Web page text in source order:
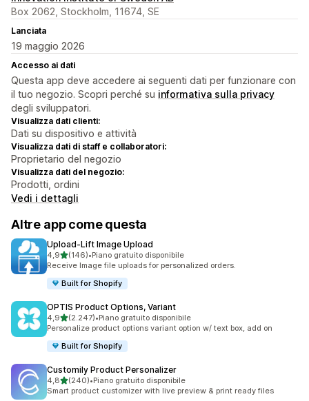
Box 2062, Stockholm, 11674, SE
Lanciata
19 maggio 2026
Accesso ai dati
Questa app deve accedere ai seguenti dati per funzionare con
il tuo negozio. Scopri perché su informativa sulla privacy
degli sviluppatori.
Visualizza dati clienti:
Dati su dispositivo e attività
Visualizza dati di staff e collaboratori:
Proprietario del negozio
Visualizza dati del negozio:
Prodotti, ordini
Vedi i dettagli
Altre app come questa
Upload‑Lift Image Upload
4,9stelle su 5
(146)
146 recensioni totali
•Piano gratuito disponibile
Receive Image file uploads for personalized orders.
Built for Shopify
OPTIS Product Options, Variant
4,9stelle su 5
(2.247)
2247 recensioni totali
•Piano gratuito disponibile
Personalize product options variant option w/ text box, add on
Built for Shopify
Customily Product Personalizer
4,8stelle su 5
(240)
240 recensioni totali
•Piano gratuito disponibile
Smart product customizer with live preview & print ready files